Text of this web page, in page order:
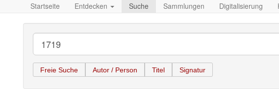
Startseite Entdecken Suche Sammlungen Digitalisierung
Freie Suche Autor / Person Titel Signatur